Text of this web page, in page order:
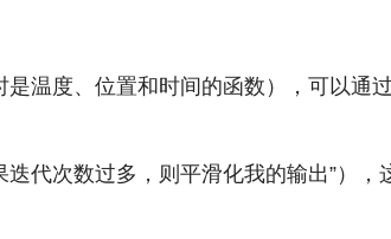
温度、位置和时间的函数），可以通过
代次数过多，则平滑化我的输出”），